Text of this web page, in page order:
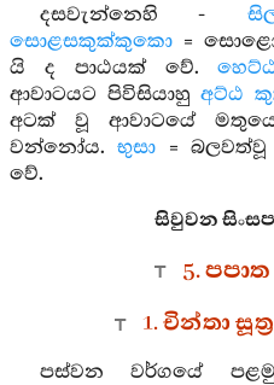
දසවැන්නෙහි -
සොළසකුක්කුකො =
යි ද පාඨයක් වේ.
ආවාටයට පිවිසියාහුඅට්ඨ
අටක් වූ ආවාටයේ
වන්නෝය.භුසා =
වේ.
සිවුවන
5.
1. චින්තා
පස්වන වර්ගයේ